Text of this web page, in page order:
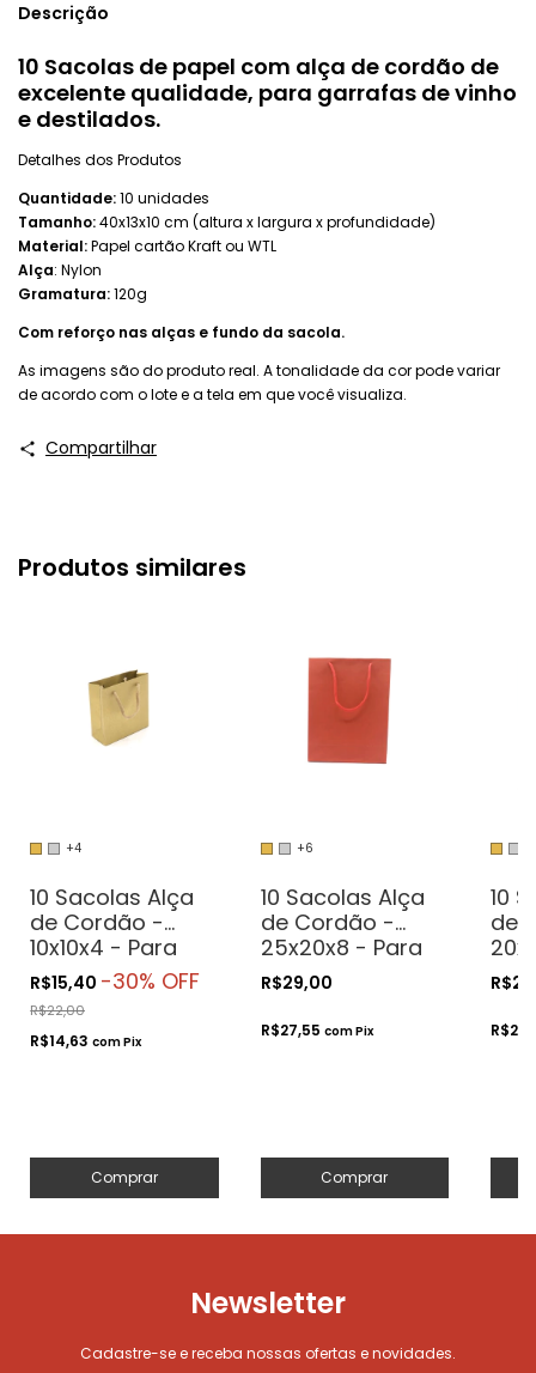
Descrição
10 Sacolas de papel com alça de cordão de
excelente qualidade, para garrafas de vinho
e destilados.
Detalhes dos Produtos
Quantidade:10 unidades
Tamanho:40x13x10 cm (altura x largura x profundidade)
Material:Papel cartão Kraft ou WTL
Alça: Nylon
Gramatura:120g
Com reforço nas alças e fundo da sacola.
As imagens são do produto real. A tonalidade da cor pode variar
de acordo com o lote e a tela em que você visualiza.
Compartilhar
Produtos similares
+4
10 Sacolas Alça
de Cordão -
10x10x4 - Para
Presentes.
Cosméticos ou
Artesanatos
R$15,40 -30% OFF
R$22,00
R$14,63 comPix
Comprar
+6
10 Sacolas Alça
de Cordão -
25x20x8 - Para
Presentes.
Cosméticos ou
Artesanatos
R$29,00
R$27,55 comPix
Comprar
10
de
Newsletter
Cadastre-se e receba nossas ofertas e novidades.